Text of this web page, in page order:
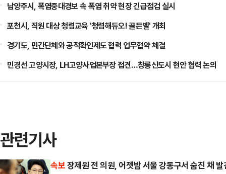
남양주시, 폭염중대경보 속 폭염 취약 현장 긴급점검 실시
포천시, 직원 대상 청렴교육 '청렴해듀오! 골든벨' 개최
경기도, 민간단체와 공적확인제도 협력 업무협약 체결
민경선 고양시장, LH고양사업본부장 접견…창릉신도시 현안 협력 논의
관련기사
속보장제원 전 의원, 어젯밤 서울 강동구서 숨진 채 발